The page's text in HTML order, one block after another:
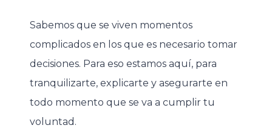
Sabemos que se viven momentos
complicados en los que es necesario tomar
decisiones. Para eso estamos aquí, para
tranquilizarte, explicarte y asegurarte en
todo momento que se va a cumplir tu
voluntad.